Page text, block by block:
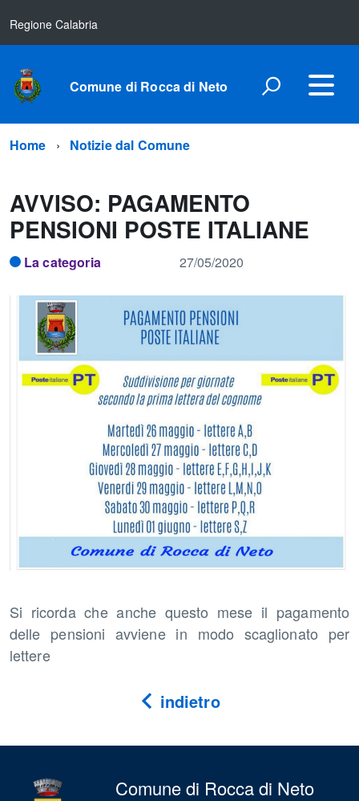
Regione Calabria
Comune di Rocca di Neto
Home Notizie dal Comune
AVVISO: PAGAMENTO
PENSIONI POSTE ITALIANE
La categoria 27/05/2020
Si ricorda che anche questo mese il pagamento
delle pensioni avviene in modo scaglionato per
lettere
indietro
Comune di Rocca di Neto